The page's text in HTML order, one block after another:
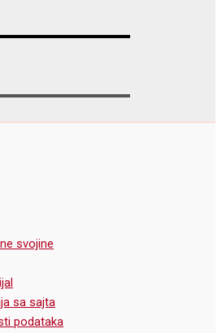
svojine
sa sajta
podataka